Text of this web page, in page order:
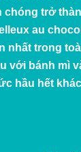
chóng trở
au
nhất trong
với bánh mì
hầu hết